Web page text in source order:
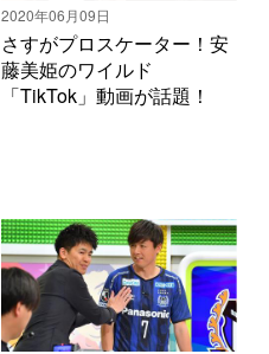
2020年06月09日
さすがプロスケーター！安
藤美姫のワイルド
「TikTok」動画が話題！